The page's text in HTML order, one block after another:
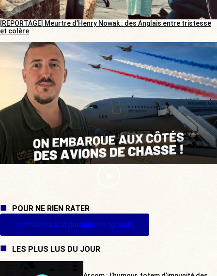
[REPORTAGE] Meurtre d’Henry Nowak : des Anglais entre tristesse
et colère
POUR NE RIEN RATER
Je m'inscris à La Quotidienne (gratuit)
LES PLUS LUS DU JOUR